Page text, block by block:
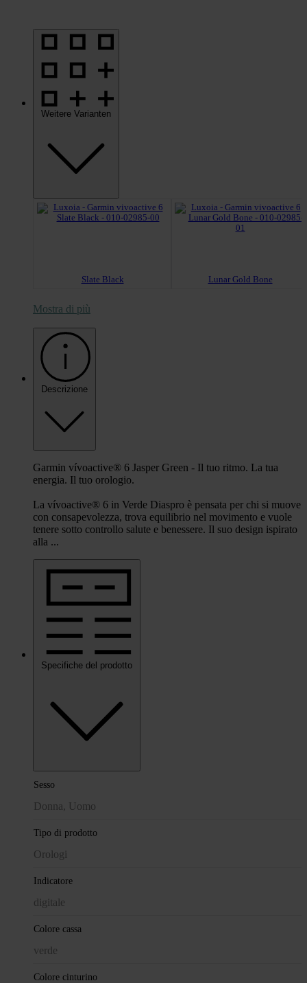
Weitere Varianten
Slate Black Lunar Gold Bone
Pink Dawn
Mostra di più
Descrizione
Garmin vívoactive® 6 Jasper Green - Il tuo ritmo. La tua
energia. Il tuo orologio.
La vívoactive® 6 in Verde Diaspro è pensata per chi si muove
con consapevolezza, trova equilibrio nel movimento e vuole
tenere sotto controllo salute e benessere. Il suo design ispirato
alla ...
Specifiche del prodotto
Sesso
Donna, Uomo
Tipo di prodotto
Orologi
Indicatore
digitale
Colore cassa
verde
Colore cinturino